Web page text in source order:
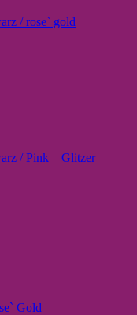
/ rose` gold
/ Pink – Glitzer
Gold